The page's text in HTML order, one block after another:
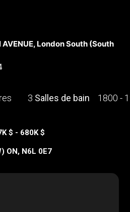
London South (South
3 Salles de bain 1800 -
$ - 680K $
ON, N6L 0E7